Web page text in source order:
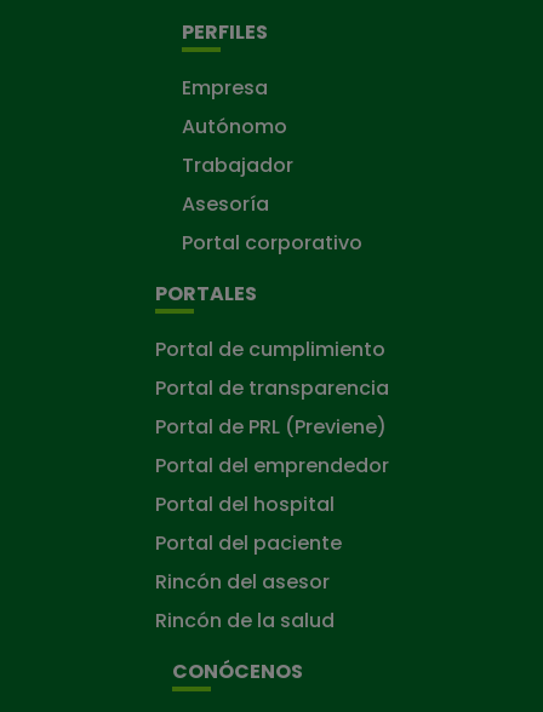
PERFILES
Empresa
Autónomo
Trabajador
Asesoría
Portal corporativo
PORTALES
Portal de cumplimiento
Portal de transparencia
Portal de PRL (Previene)
Portal del emprendedor
Portal del hospital
Portal del paciente
Rincón del asesor
Rincón de la salud
CONÓCENOS